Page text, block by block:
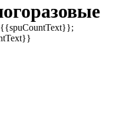
{{spuCountText}};